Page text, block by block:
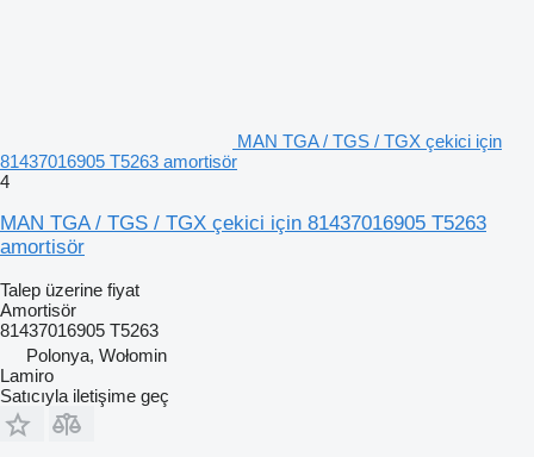
MAN TGA / TGS / TGX çekici için
81437016905 T5263 amortisör
4
MAN TGA / TGS / TGX çekici için 81437016905 T5263
amortisör
Talep üzerine fiyat
Amortisör
81437016905 T5263
Polonya, Wołomin
Lamiro
Satıcıyla iletişime geç